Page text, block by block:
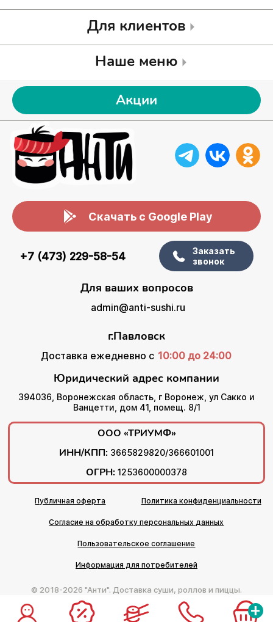
+
Для клиентов
Наше меню
Акции
Скачать с Google Play
+7 (473) 229-58-54
Заказать
звонок
Для ваших вопросов
admin@anti-sushi.ru
г.Павловск
Доставка ежедневно с 10:00 до 24:00
Юридический адрес компании
394036, Воронежская область, г Воронеж, ул Сакко и
Ванцетти, дом 41, помещ. 8/1
ООО «ТРИУМФ»
ИНН/КПП: 3665829820/366601001
ОГРН: 1253600000378
Публичная оферта Политика конфиденциальности
Согласие на обработку персональных данных
Пользовательское соглашение
Информация для потребителей
© 2018-2026 "Анти". Доставка суши, роллов и пиццы.